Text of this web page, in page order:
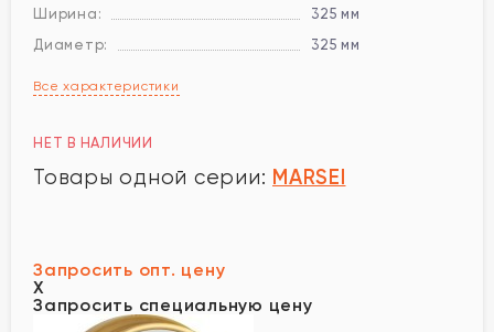
Ширина:
325 мм
Диаметр:
325 мм
Все характеристики
НЕТ В НАЛИЧИИ
Товары одной серии: MARSEI
Запросить опт. цену
X
Запросить специальную цену